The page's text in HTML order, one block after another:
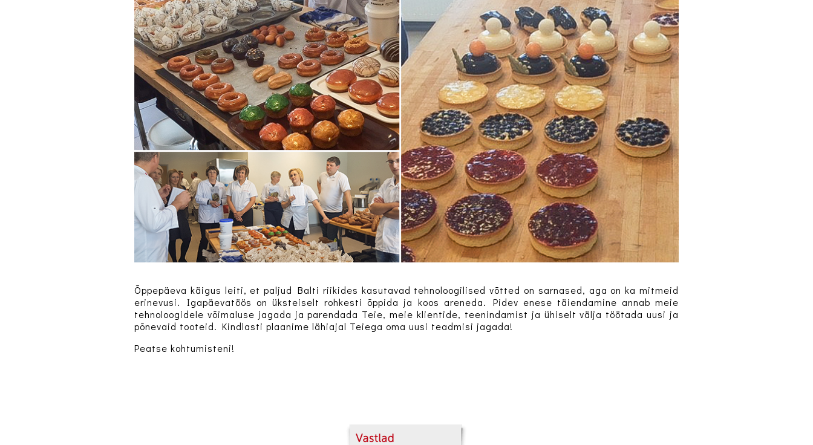
Õppepäeva käigus leiti, et paljud Balti riikides kasutavad tehnoloogilised võtted on sarnased, aga on ka mitmeid
erinevusi. Igapäevatöös on üksteiselt rohkesti õppida ja koos areneda. Pidev enese täiendamine annab meie
tehnoloogidele võimaluse jagada ja parendada Teie, meie klientide, teenindamist ja ühiselt välja töötada uusi ja
põnevaid tooteid. Kindlasti plaanime lähiajal Teiega oma uusi teadmisi jagada!
Peatse kohtumisteni!